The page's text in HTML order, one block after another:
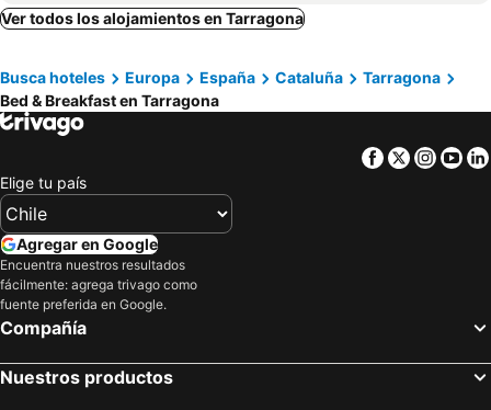
San Pedro de Ribas, bed and breakfasts
Vallbona de las Monjas, bed and breakfasts
Juncosa, bed and breakfasts
Pratdip, bed and breakfasts
Montroig, bed and breakfasts Pontons, bed and breakfasts
Ver todos los alojamientos en Tarragona
Busca hoteles Europa España Cataluña
Tarragona
Bed & Breakfast en Tarragona
Facebook
Twitter
Elige tu país
Agregar en Google
Encuentra nuestros resultados
fácilmente: agrega trivago como
fuente preferida en Google.
Compañía
Nuestros productos